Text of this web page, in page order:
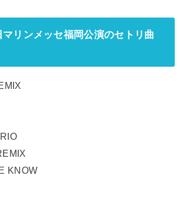
マリンメッセ福岡公演のセトリ曲
KNOW